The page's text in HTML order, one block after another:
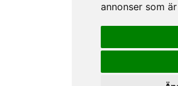
annonser som